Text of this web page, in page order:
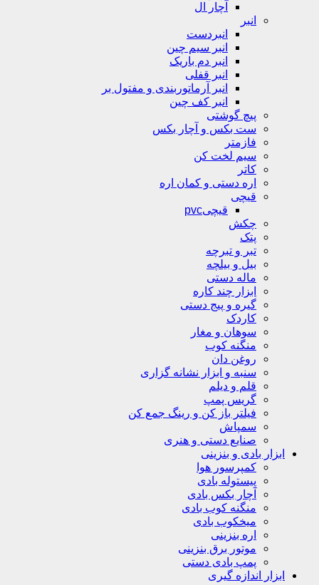
آچار ال
انبر
انبردست
انبر سیم چین
انبر دم باریک
انبر قفلی
انبر آرماتوربندی و مفتول بر
انبر کف چین
پیچ گوشتی
ست بکس و آچار بکس
فازمتر
سیم لخت کن
کاتر
اره دستی و کمان اره
قیچی
قیچیpvc
چکش
پتک
تبر و تبرچه
بیل و بیلچه
ماله دستی
ابزار چند کاره
گیره و پیج دستی
کاردک
سوهان و مغار
منگنه کوب
روغن دان
سنبه و ابزار نشانه گزاری
قلم و دیلم
گریس پمپ
فیلتر باز کن و رینگ جمع کن
سمپاش
صنایع دستی و هنری
ابزار بادی و بنزینی
کمپرسور هوا
پیستوله بادی
آچار بکس بادی
منگنه کوب بادی
میخکوب بادی
اره بنزینی
موتور برق بنزینی
پمپ بادی دستی
ابزار اندازه گیری